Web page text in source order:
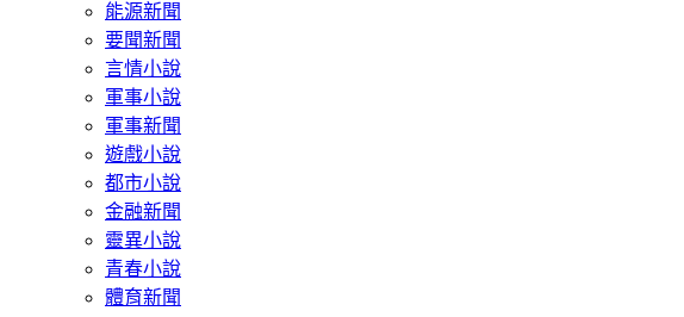
能源新聞
要聞新聞
言情小說
軍事小說
軍事新聞
遊戲小說
都市小說
金融新聞
靈異小說
青春小說
體育新聞